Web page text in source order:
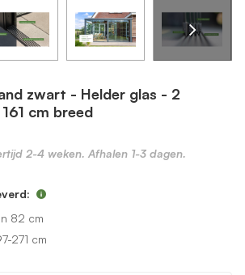
zwart - Helder glas - 2
cm breed
2-4 weken. Afhalen 1-3 dagen.
82 cm
271 cm